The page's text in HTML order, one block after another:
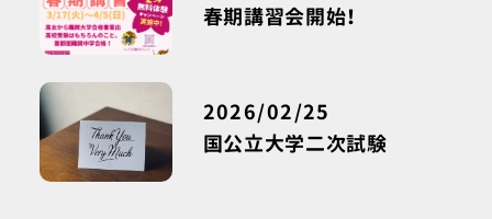
春期講習会開始！
国公立大学二次試験
2026/02/25